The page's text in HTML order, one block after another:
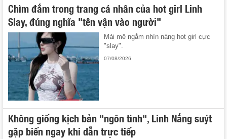
Chìm đắm trong trang cá nhân của hot girl Linh
Slay, đúng nghĩa "tên vận vào người"
Mải mê ngắm nhìn nàng hot girl cực
"slay".
07/08/2026
Không giống kịch bản "ngôn tình", Linh Nắng suýt
gặp biến ngay khi dẫn trực tiếp